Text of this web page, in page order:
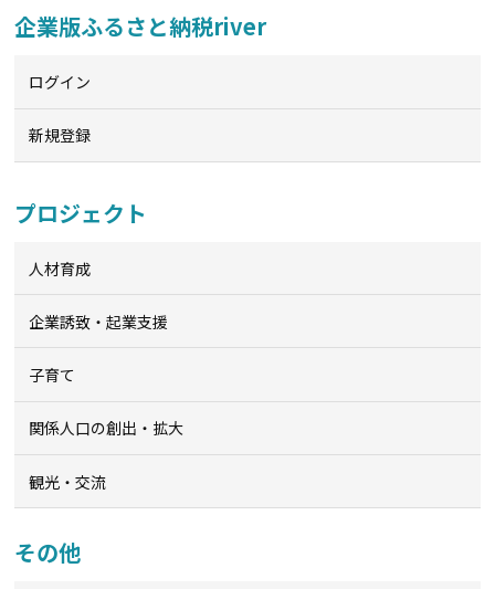
企業版ふるさと納税river
ログイン
新規登録
プロジェクト
人材育成
企業誘致・起業支援
子育て
関係人口の創出・拡大
観光・交流
その他